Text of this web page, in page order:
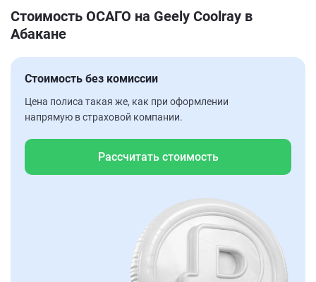
Стоимость ОСАГО на Geely Coolray в
Абакане
Стоимость без комиссии
Цена полиса такая же, как при оформлении
напрямую в страховой компании.
Рассчитать стоимость